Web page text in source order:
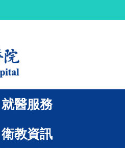
就醫服務
衛教資訊